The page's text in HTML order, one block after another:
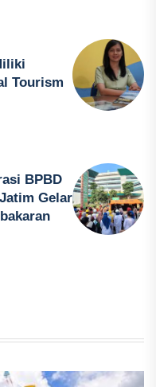
Tourism
BPBD
Gelar